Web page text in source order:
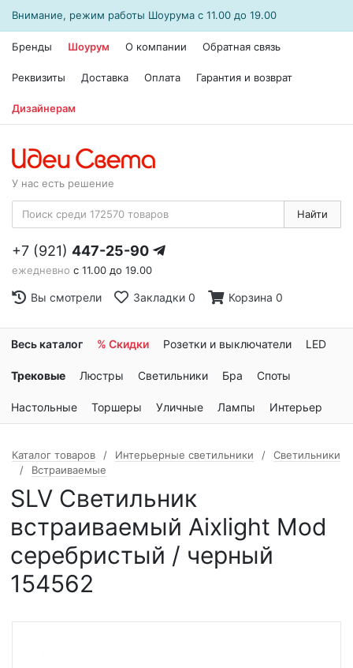
Внимание, режим работы Шоурума с 11.00 до 19.00
Бренды Шоурум О компании Обратная связь
Реквизиты Доставка Оплата Гарантия и возврат
Дизайнерам
У нас есть решение
Найти
+7 (921) 447-25-90
ежедневно с 11.00 до 19.00
Вы смотрели Закладки 0 Корзина 0
Весь каталог % Скидки Розетки и выключатели LED
Трековые Люстры Светильники Бра Споты
Настольные Торшеры Уличные Лампы Интерьер
Каталог товаров Интерьерные светильники
Светильники
Встраиваемые
SLV Светильник
встраиваемый Aixlight Mod
серебристый / черный
154562